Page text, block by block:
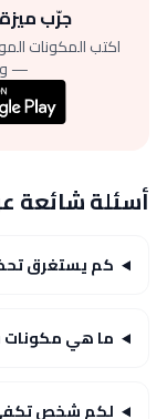
جرّب
اكتب المكونات
—
أسئلة شائعة
كم يستغرق
ما هي مكونات
لكم شخص